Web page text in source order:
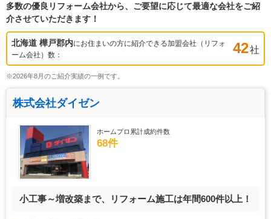
多数の優良リフォーム会社から、ご要望に応じて最適な会社をご紹
介させていただきます！
北海道 樺戸郡内にお住まいの方に紹介できる加盟会社（リフォ
ーム会社）数：
42社
※2026年8月のご紹介実績の一例です。
株式会社ダイゼン
ホームプロ累計成約件数
68件
小工事～増改築まで、リフォーム施工は年間600件以上！